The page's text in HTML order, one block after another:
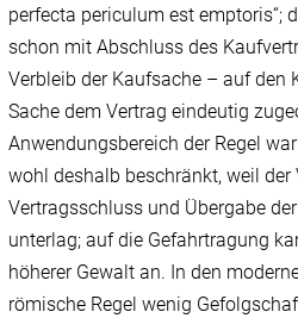
perfecta periculum est emptoris“;
schon mit Abschluss des
Verbleib der Kaufsache – auf den
Sache dem Vertrag eindeutig
Anwendungsbereich der Regel
wohl deshalb beschränkt, weil der
Vertragsschluss und Übergabe
unterlag; auf die Gefahrtragung
höherer Gewalt an. In den
römische Regel wenig